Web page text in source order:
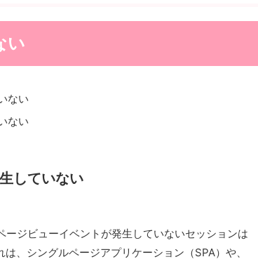
い
ない
ない
していない
ジビューイベントが発生していないセッションは
、シングルページアプリケーション（SPA）や、